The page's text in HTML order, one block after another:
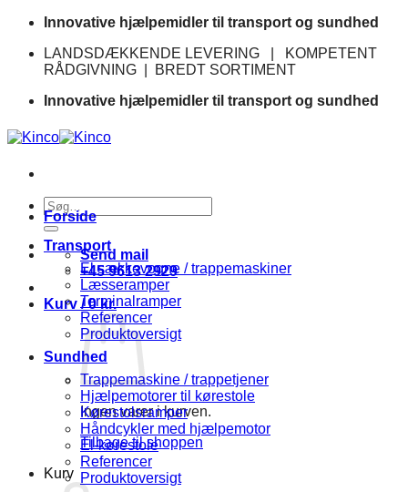
Fortsæt
indhold
Innovative hjælpemidler til transport og sundhed
LANDSDÆKKENDE LEVERING | KOMPETENT
RÅDGIVNING | BREDT SORTIMENT
Innovative hjælpemidler til transport og sundhed
Søg
efter:
Send mail
+45 9613 2929
Kurv /0kr.
Ingen varer i kurven.
Tilbage til shoppen
Kurv
Forside
Transport
El sækkevogne / trappemaskiner
Læsseramper
Terminalramper
Referencer
Produktoversigt
Sundhed
Trappemaskine / trappetjener
Hjælpemotorer til kørestole
Kørestolsramper
Håndcykler med hjælpemotor
El-kørestole
Referencer
Produktoversigt